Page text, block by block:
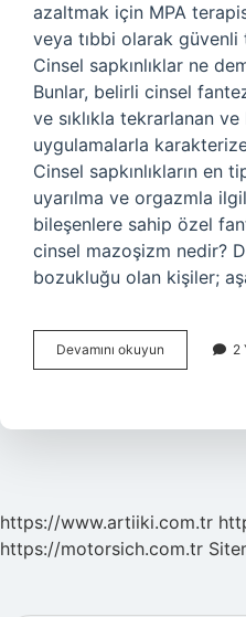
azaltmak için MPA
veya tıbbi olarak
Cinsel sapkınlıklar ne
Bunlar, belirli cinsel
ve sıklıkla tekrarlanan
uygulamalarla
Cinsel sapkınlıkların en
uyarılma ve orgazmla
bileşenlere sahip özel
cinsel mazoşizm nedir?
bozukluğu olan kişiler;
Devamını okuyun
Sapkınlık
2
https://www.artiiki.com.tr
https://motorsich.com.tr